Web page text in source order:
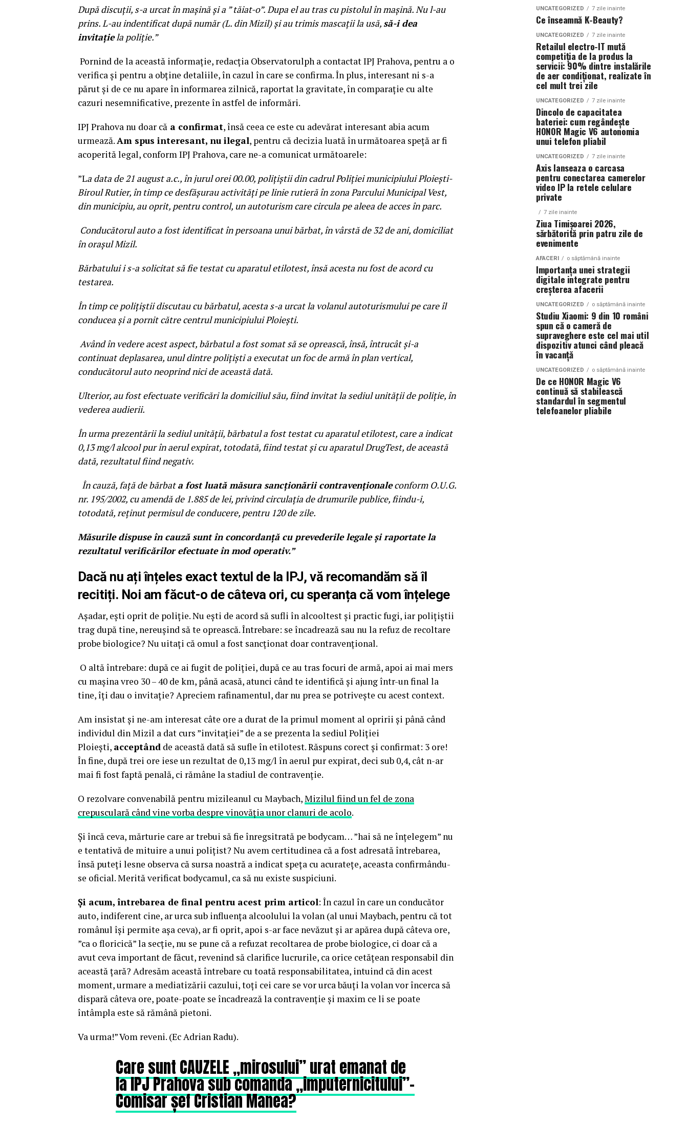
După discuții, s-a urcat în mașină și a ” tăiat-o”. Dupa el au tras cu pistolul în mașină. Nu l-au
prins. L-au indentificat după număr (L. din Mizil) și au trimis mascații la usă,să-i dea
invitațiela poliție.”
Pornind de la această informație, redacția Observatorulph a contactat IPJ Prahova, pentru a o
verifica și pentru a obține detaliile, în cazul în care se confirma. În plus, interesant ni s-a
părut și de ce nu apare în informarea zilnică, raportat la gravitate, în comparație cu alte
cazuri nesemnificative, prezente în astfel de informări.
IPJ Prahova nu doar că a confirmat, însă ceea ce este cu adevărat interesant abia acum
urmează.Am spus interesant, nu ilegal, pentru că decizia luată în următoarea speță ar fi
acoperită legal, conform IPJ Prahova, care ne-a comunicat următoarele:
”La data de 21 august a.c., în jurul orei 00.00, polițiștii din cadrul Poliției municipiului Ploiești-
Biroul Rutier, în timp ce desfășurau activități pe linie rutieră în zona Parcului Municipal Vest,
din municipiu, au oprit, pentru control, un autoturism care circula pe aleea de acces în parc.
Conducătorul auto a fost identificat în persoana unui bărbat, în vârstă de 32 de ani, domiciliat
în orașul Mizil.
Bărbatului i s-a solicitat să fie testat cu aparatul etilotest, însă acesta nu fost de acord cu
testarea.
În timp ce polițiștii discutau cu bărbatul, acesta s-a urcat la volanul autoturismului pe care îl
conducea și a pornit către centrul municipiului Ploiești.
Având în vedere acest aspect, bărbatul a fost somat să se oprească, însă, întrucât și-a
continuat deplasarea, unul dintre polițiști a executat un foc de armă în plan vertical,
conducătorul auto neoprind nici de această dată.
Ulterior, au fost efectuate verificări la domiciliul său, fiind invitat la sediul unității de poliție, în
vederea audierii.
În urma prezentării la sediul unității, bărbatul a fost testat cu aparatul etilotest, care a indicat
0,13 mg/l alcool pur în aerul expirat, totodată, fiind testat și cu aparatul DrugTest, de această
dată, rezultatul fiind negativ.
În cauză, față de bărbata fost luată măsura sancționării contravenționaleconform O.U.G.
nr. 195/2002, cu amendă de 1.885 de lei, privind circulația de drumurile publice, fiindu-i,
totodată, reținut permisul de conducere, pentru 120 de zile.
Măsurile dispuse în cauză sunt în concordanță cu prevederile legale și raportate la
rezultatul verificărilor efectuate în mod operativ.”
Dacă nu ați înțeles exact textul de la IPJ, vă recomandăm să îl
recitiți. Noi am făcut-o de câteva ori, cu speranța că vom înțelege
Așadar, ești oprit de poliție. Nu ești de acord să sufli în alcooltest și practic fugi, iar polițiștii
trag după tine, nereușind să te oprească. Întrebare: se încadrează sau nu la refuz de recoltare
probe biologice? Nu uitați că omul a fost sancționat doar contravențional.
O altă întrebare: după ce ai fugit de poliției, după ce au tras focuri de armă, apoi ai mai mers
cu mașina vreo 30 – 40 de km, până acasă, atunci când te identifică și ajung într-un final la
tine, îți dau o invitație? Apreciem rafinamentul, dar nu prea se potrivește cu acest context.
Am insistat și ne-am interesat câte ore a durat de la primul moment al opririi și până când
individul din Mizil a dat curs ”invitației” de a se prezenta la sediul Poliției
Ploiești, acceptând de această dată să sufle în etilotest. Răspuns corect și confirmat: 3 ore!
În fine, după trei ore iese un rezultat de 0,13 mg/l în aerul pur expirat, deci sub 0,4, cât n-ar
mai fi fost faptă penală, ci rămâne la stadiul de contravenție.
O rezolvare convenabilă pentru mizileanul cu Maybach,Mizilul fiind un fel de zona
crepusculară când vine vorba despre vinovăția unor clanuri de acolo.
Și încă ceva, mărturie care ar trebui să fie înregsitrată pe bodycam… ”hai să ne înțelegem” nu
e tentativă de mituire a unui polițist? Nu avem certitudinea că a fost adresată întrebarea,
însă puteți lesne observa că sursa noastră a indicat speța cu acuratețe, aceasta confirmându-
se oficial. Merită verificat bodycamul, ca să nu existe suspiciuni.
Și acum, întrebarea de final pentru acest prim articol: În cazul în care un conducător
auto, indiferent cine, ar urca sub influența alcoolului la volan (al unui Maybach, pentru că tot
românul își permite așa ceva), ar fi oprit, apoi s-ar face nevăzut și ar apărea după câteva ore,
”ca o floricică” la secție, nu se pune că a refuzat recoltarea de probe biologice, ci doar că a
avut ceva important de făcut, revenind să clarifice lucrurile, ca orice cetățean responsabil din
această țară? Adresăm această întrebare cu toată responsabilitatea, intuind că din acest
moment, urmare a mediatizării cazului, toți cei care se vor urca băuți la volan vor încerca să
dispară câteva ore, poate-poate se încadrează la contravenție și maxim ce li se poate
întâmpla este să rămână pietoni.
Va urma!” Vom reveni. (Ec Adrian Radu).
Care sunt CAUZELE „mirosului” urat emanat de
la IPJ Prahova sub comanda „imputernicitului”-
Comisar șef Cristian Manea?
UNCATEGORIZED 7 zile inainte
Ce înseamnă K-Beauty?
UNCATEGORIZED 7 zile inainte
Retailul electro-IT mută
competiția de la produs la
servicii: 90% dintre instalările
de aer condiționat, realizate în
cel mult trei zile
UNCATEGORIZED 7 zile inainte
Dincolo de capacitatea
bateriei: cum regândește
HONOR Magic V6 autonomia
unui telefon pliabil
UNCATEGORIZED 7 zile inainte
Axis lanseaza o carcasa
pentru conectarea camerelor
video IP la retele celulare
private
7 zile inainte
Ziua Timișoarei 2026,
sărbătorită prin patru zile de
evenimente
AFACERI o săptămână inainte
Importanța unei strategii
digitale integrate pentru
creșterea afacerii
UNCATEGORIZED o săptămână inainte
Studiu Xiaomi: 9 din 10 români
spun că o cameră de
supraveghere este cel mai util
dispozitiv atunci când pleacă
în vacanță
UNCATEGORIZED o săptămână inainte
De ce HONOR Magic V6
continuă să stabilească
standardul în segmentul
telefoanelor pliabile